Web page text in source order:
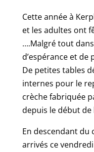
Cette année à
et les adultes ont
….Malgré tout
d’espérance et de
De petites tables
internes pour le
crèche fabriquée
depuis le début de
En descendant du
arrivés ce